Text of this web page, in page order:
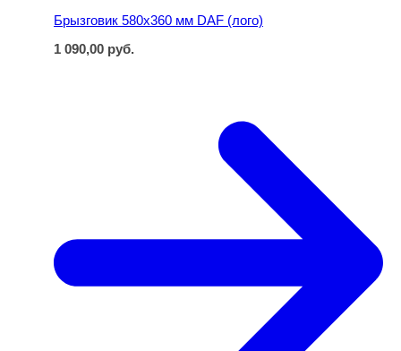
Брызговик 580х360 мм DAF (лого)
1 090,00 руб.